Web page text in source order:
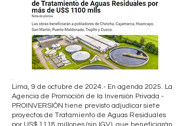
.
Lima, 9 de octubre de 2024.- En agenda 2025. La
Agencia de Promoción de la Inversión Privada -
PROINVERSIÓN tiene previsto adjudicar siete
proyectos de Tratamiento de Aguas Residuales